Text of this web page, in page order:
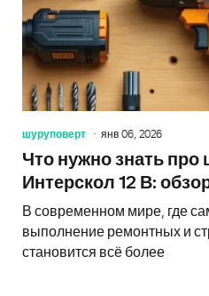
шуруповерт янв 06, 2026
Что нужно знать про
Интерскол 12 В:
В современном мире, где
выполнение ремонтных и
становится всё более